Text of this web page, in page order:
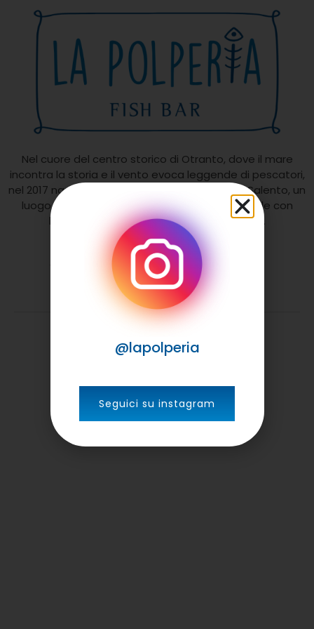
Nel cuore del centro storico di Otranto, dove il mare
incontra la storia e il vento evoca leggende di pescatori,
nel 2017 nasce La Polperia: il primo fish bar del Salento, un
luogo dove il gusto autentico del mare si fonde con
l’eleganza di un’esperienza senza tempo.
Contattaci
Via Antonio De Ferraris, 38, 73028 Otranto
+393272803727
@lapolperia
Seguici su instagram